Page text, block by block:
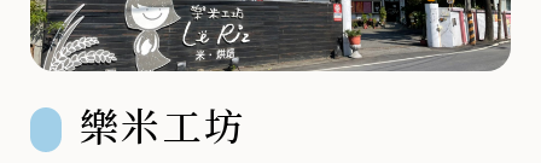
樂米工坊